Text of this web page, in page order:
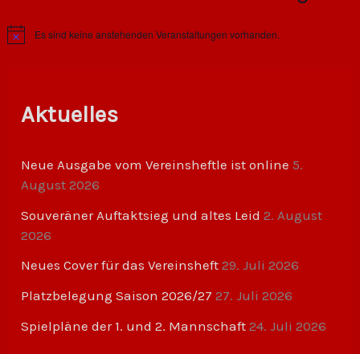
H
Es sind keine anstehenden Veranstaltungen vorhanden.
Aktuelles
Neue Ausgabe vom Vereinsheftle ist online 5.
August 2026
Souveräner Auftaktsieg und altes Leid 2. August
2026
Neues Cover für das Vereinsheft 29. Juli 2026
Platzbelegung Saison 2026/27 27. Juli 2026
Spielpläne der 1. und 2. Mannschaft 24. Juli 2026